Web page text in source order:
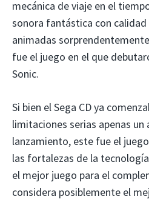
mecánica de viaje en el
sonora fantástica con calidad
animadas
fue el juego en el que
Sonic.
Si bien el Sega CD ya
limitaciones serias apenas un
lanzamiento, este fue el
las fortalezas de la
el mejor juego para el
considera posiblemente el